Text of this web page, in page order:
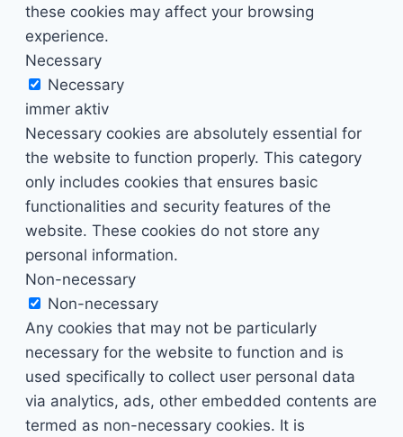
these cookies may affect your browsing
experience.
Necessary
Necessary
immer aktiv
Necessary cookies are absolutely essential for
the website to function properly. This category
only includes cookies that ensures basic
functionalities and security features of the
website. These cookies do not store any
personal information.
Non-necessary
Non-necessary
Any cookies that may not be particularly
necessary for the website to function and is
used specifically to collect user personal data
via analytics, ads, other embedded contents are
termed as non-necessary cookies. It is